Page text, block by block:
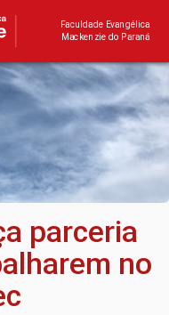
Faculdade Evangélica
Mackenzie do Paraná
parceria
no